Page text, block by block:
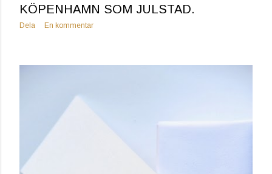
KÖPENHAMN SOM JULSTAD.
Dela En kommentar